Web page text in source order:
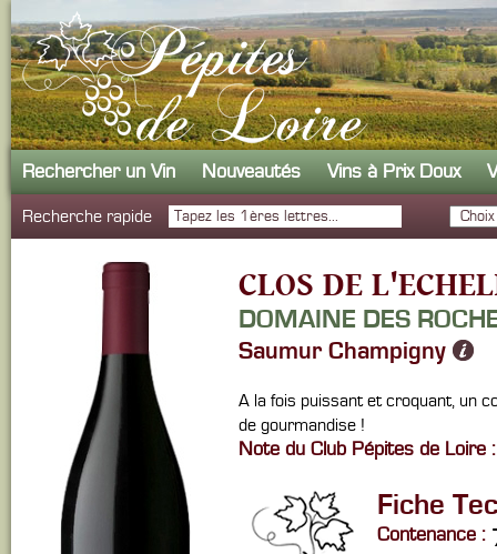
Rechercher un Vin Nouveautés Vins à Prix Doux
Recherche rapide
CLOS DE
DOMAINE DES
Saumur Champigny
A la fois puissant et croquant, un
de gourmandise !
Note du Club Pépites de Loire :
Fiche
Contenance :